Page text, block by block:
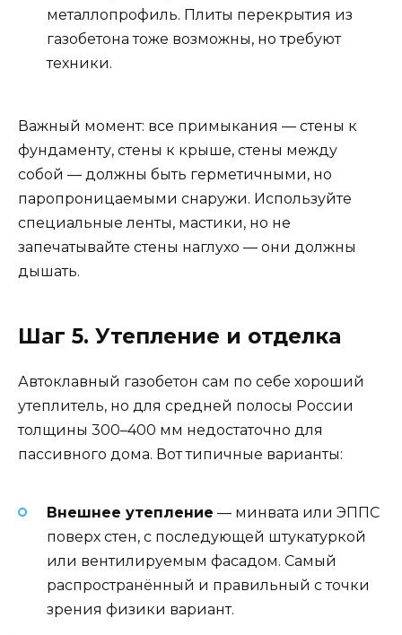
металлопрофиль. Плиты перекрытия из
газобетона тоже возможны, но требуют
техники.
Важный момент: все примыкания — стены к
фундаменту, стены к крыше, стены между
собой — должны быть герметичными, но
паропроницаемыми снаружи. Используйте
специальные ленты, мастики, но не
запечатывайте стены наглухо — они должны
дышать.
Шаг 5. Утепление и отделка
Автоклавный газобетон сам по себе хороший
утеплитель, но для средней полосы России
толщины 300–400 мм недостаточно для
пассивного дома. Вот типичные варианты:
Внешнее утепление — минвата или ЭППС
поверх стен, с последующей штукатуркой
или вентилируемым фасадом. Самый
распространённый и правильный с точки
зрения физики вариант.